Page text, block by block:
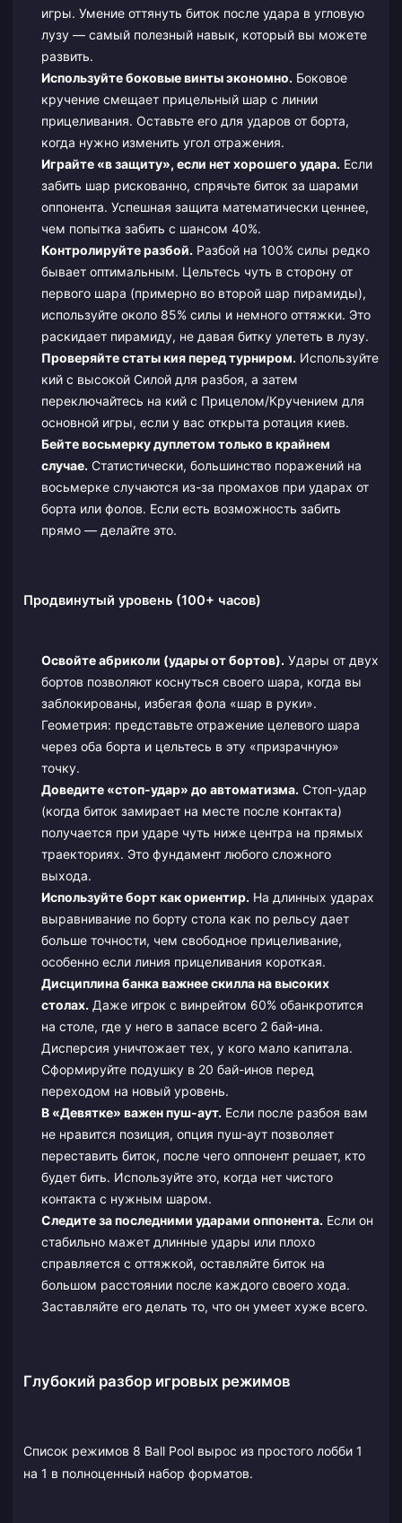
игры. Умение оттянуть биток после удара в угловую
лузу — самый полезный навык, который вы можете
развить.
Используйте боковые винты экономно. Боковое
кручение смещает прицельный шар с линии
прицеливания. Оставьте его для ударов от борта,
когда нужно изменить угол отражения.
Играйте «в защиту», если нет хорошего удара. Если
забить шар рискованно, спрячьте биток за шарами
оппонента. Успешная защита математически ценнее,
чем попытка забить с шансом 40%.
Контролируйте разбой. Разбой на 100% силы редко
бывает оптимальным. Цельтесь чуть в сторону от
первого шара (примерно во второй шар пирамиды),
используйте около 85% силы и немного оттяжки. Это
раскидает пирамиду, не давая битку улететь в лузу.
Проверяйте статы кия перед турниром. Используйте
кий с высокой Силой для разбоя, а затем
переключайтесь на кий с Прицелом/Кручением для
основной игры, если у вас открыта ротация киев.
Бейте восьмерку дуплетом только в крайнем
случае. Статистически, большинство поражений на
восьмерке случаются из-за промахов при ударах от
борта или фолов. Если есть возможность забить
прямо — делайте это.
Продвинутый уровень (100+ часов)
Освойте абриколи (удары от бортов). Удары от двух
бортов позволяют коснуться своего шара, когда вы
заблокированы, избегая фола «шар в руки».
Геометрия: представьте отражение целевого шара
через оба борта и цельтесь в эту «призрачную»
точку.
Доведите «стоп-удар» до автоматизма. Стоп-удар
(когда биток замирает на месте после контакта)
получается при ударе чуть ниже центра на прямых
траекториях. Это фундамент любого сложного
выхода.
Используйте борт как ориентир. На длинных ударах
выравнивание по борту стола как по рельсу дает
больше точности, чем свободное прицеливание,
особенно если линия прицеливания короткая.
Дисциплина банка важнее скилла на высоких
столах. Даже игрок с винрейтом 60% обанкротится
на столе, где у него в запасе всего 2 бай-ина.
Дисперсия уничтожает тех, у кого мало капитала.
Сформируйте подушку в 20 бай-инов перед
переходом на новый уровень.
В «Девятке» важен пуш-аут. Если после разбоя вам
не нравится позиция, опция пуш-аут позволяет
переставить биток, после чего оппонент решает, кто
будет бить. Используйте это, когда нет чистого
контакта с нужным шаром.
Следите за последними ударами оппонента. Если он
стабильно мажет длинные удары или плохо
справляется с оттяжкой, оставляйте биток на
большом расстоянии после каждого своего хода.
Заставляйте его делать то, что он умеет хуже всего.
Глубокий разбор игровых режимов
Список режимов 8 Ball Pool вырос из простого лобби 1
на 1 в полноценный набор форматов.